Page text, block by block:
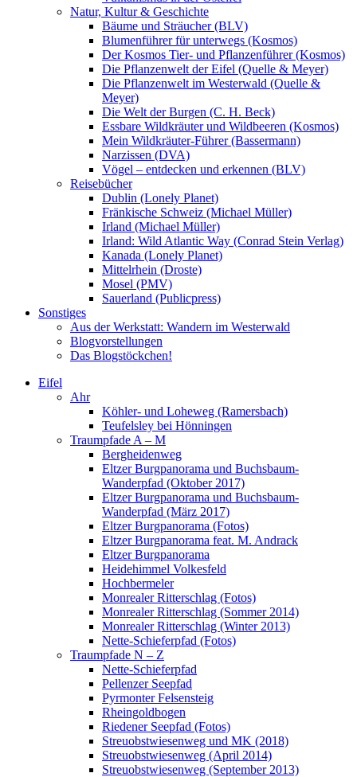
Natur, Kultur & Geschichte
Bäume und Sträucher (BLV)
Blumenführer für unterwegs (Kosmos)
Der Kosmos Tier- und Pflanzenführer (Kosmos)
Die Pflanzenwelt der Eifel (Quelle & Meyer)
Die Pflanzenwelt im Westerwald (Quelle &
Meyer)
Die Welt der Burgen (C. H. Beck)
Essbare Wildkräuter und Wildbeeren (Kosmos)
Mein Wildkräuter-Führer (Bassermann)
Narzissen (DVA)
Vögel – entdecken und erkennen (BLV)
Reisebücher
Dublin (Lonely Planet)
Fränkische Schweiz (Michael Müller)
Irland (Michael Müller)
Irland: Wild Atlantic Way (Conrad Stein Verlag)
Kanada (Lonely Planet)
Mittelrhein (Droste)
Mosel (PMV)
Sauerland (Publicpress)
Sonstiges
Aus der Werkstatt: Wandern im Westerwald
Blogvorstellungen
Das Blogstöckchen!
Eifel
Ahr
Köhler- und Loheweg (Ramersbach)
Teufelsley bei Hönningen
Traumpfade A – M
Bergheidenweg
Eltzer Burgpanorama und Buchsbaum-
Wanderpfad (Oktober 2017)
Eltzer Burgpanorama und Buchsbaum-
Wanderpfad (März 2017)
Eltzer Burgpanorama (Fotos)
Eltzer Burgpanorama feat. M. Andrack
Eltzer Burgpanorama
Heidehimmel Volkesfeld
Hochbermeler
Monrealer Ritterschlag (Fotos)
Monrealer Ritterschlag (Sommer 2014)
Monrealer Ritterschlag (Winter 2013)
Nette-Schieferpfad (Fotos)
Traumpfade N – Z
Nette-Schieferpfad
Pellenzer Seepfad
Pyrmonter Felsensteig
Rheingoldbogen
Riedener Seepfad (Fotos)
Streuobstwiesenweg und MK (2018)
Streuobstwiesenweg (April 2014)
Streuobstwiesenweg (September 2013)